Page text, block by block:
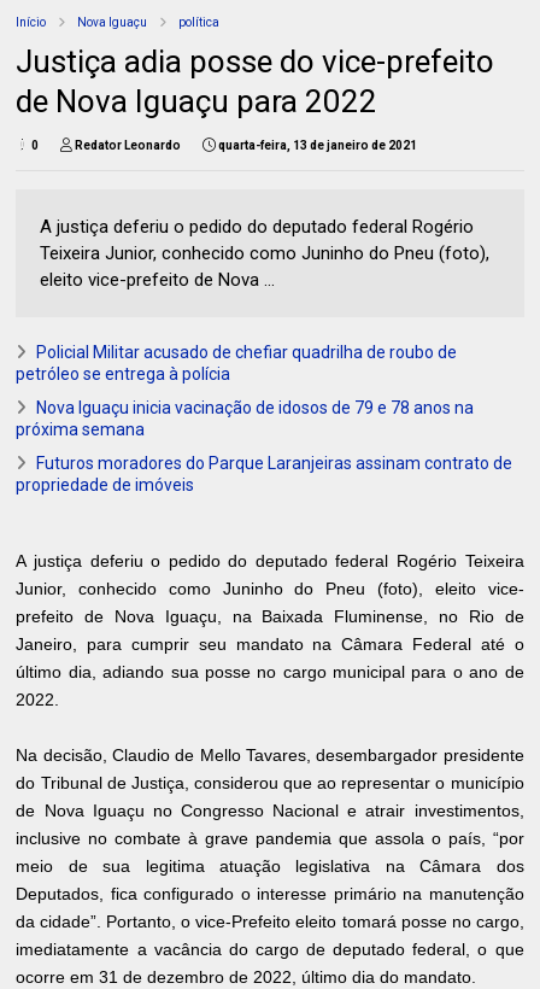
Início Nova Iguaçu política
Justiça adia posse do vice-prefeito
de Nova Iguaçu para 2022
0 Redator Leonardo quarta-feira, 13 de janeiro de 2021
A justiça deferiu o pedido do deputado federal Rogério
Teixeira Junior, conhecido como Juninho do Pneu (foto),
eleito vice-prefeito de Nova ...
Policial Militar acusado de chefiar quadrilha de roubo de
petróleo se entrega à polícia
Nova Iguaçu inicia vacinação de idosos de 79 e 78 anos na
próxima semana
Futuros moradores do Parque Laranjeiras assinam contrato de
propriedade de imóveis
A justiça deferiu o pedido do deputado federal Rogério Teixeira
Junior, conhecido como Juninho do Pneu (foto), eleito vice-
prefeito de Nova Iguaçu, na Baixada Fluminense, no Rio de
Janeiro, para cumprir seu mandato na Câmara Federal até o
último dia, adiando sua posse no cargo municipal para o ano de
2022.
Na decisão, Claudio de Mello Tavares, desembargador presidente
do Tribunal de Justiça, considerou que ao representar o município
de Nova Iguaçu no Congresso Nacional e atrair investimentos,
inclusive no combate à grave pandemia que assola o país, “por
meio de sua legitima atuação legislativa na Câmara dos
Deputados, fica configurado o interesse primário na manutenção
da cidade”. Portanto, o vice-Prefeito eleito tomará posse no cargo,
imediatamente a vacância do cargo de deputado federal, o que
ocorre em 31 de dezembro de 2022, último dia do mandato.